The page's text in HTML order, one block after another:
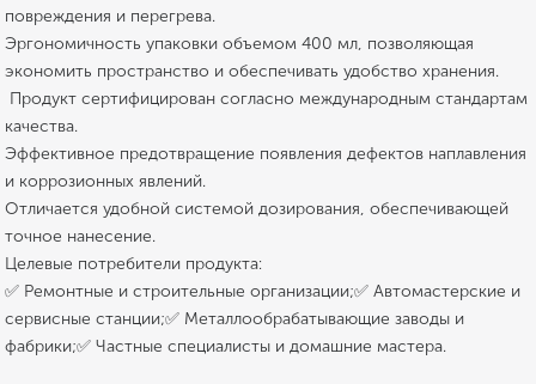
повреждения и перегрева.
Эргономичность упаковки объемом 400 мл, позволяющая
экономить пространство и обеспечивать удобство хранения.
️ Продукт сертифицирован согласно международным стандартам
качества.
Эффективное предотвращение появления дефектов наплавления
и коррозионных явлений.
Отличается удобной системой дозирования, обеспечивающей
точное нанесение.
Целевые потребители продукта:
✅ Ремонтные и строительные организации;✅ Автомастерские и
сервисные станции;✅ Металлообрабатывающие заводы и
фабрики;✅ Частные специалисты и домашние мастера.